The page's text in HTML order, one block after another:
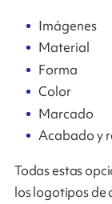
Imágenes
Material
Forma
Color
Marcado
Acabado y
Todas estas
los logotipos de